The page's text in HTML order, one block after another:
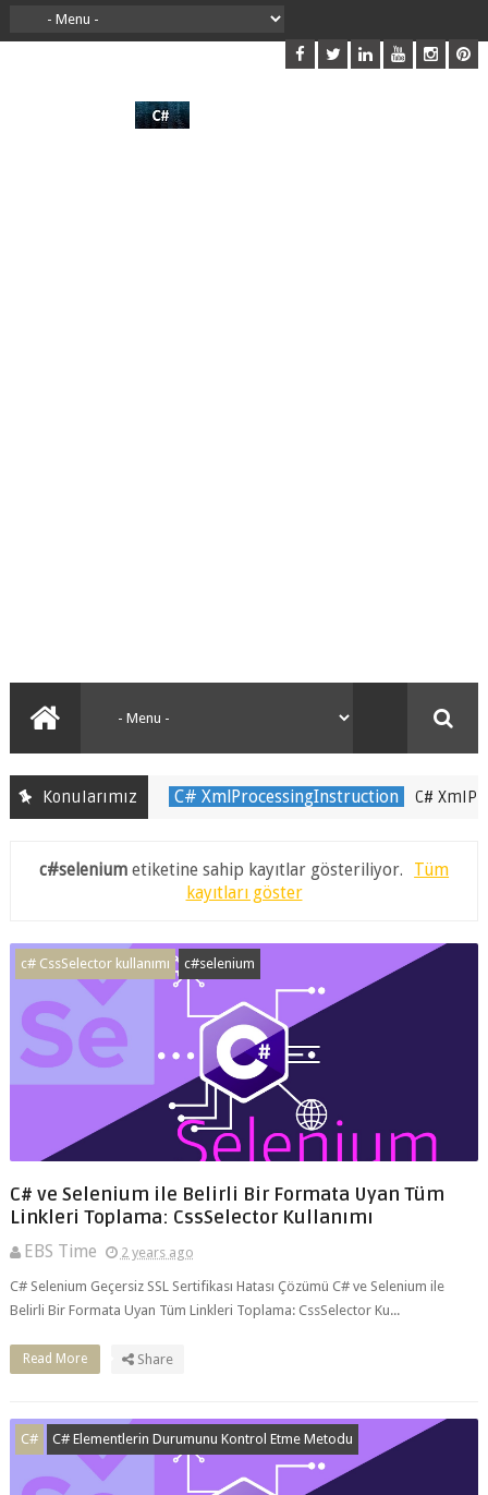
KonularımızC# XmlProcessingInstruction C#
c#seleniumetiketine sahip kayıtlar gösteriliyor.
Tüm
kayıtları göster
c# CssSelector kullanımı c#selenium
C# ve Selenium ile Belirli Bir Formata Uyan Tüm
Linkleri Toplama: CssSelector Kullanımı
EBS Time
2 years ago
C# Selenium Geçersiz SSL Sertifikası Hatası Çözümü C# ve Selenium ile
Belirli Bir Formata Uyan Tüm Linkleri Toplama: CssSelector Ku...
Read More Share
C# C# Elementlerin Durumunu Kontrol Etme Metodu